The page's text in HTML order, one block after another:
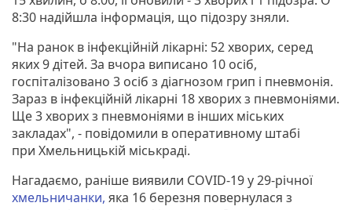
8:30 надійшла інформація, що підозру зняли.
"На ранок в інфекційній лікарні: 52 хворих, серед
яких 9 дітей. За вчора виписано 10 осіб,
госпіталізовано 3 осіб з діагнозом грип і пневмонія.
Зараз в інфекційній лікарні 18 хворих з пневмоніями.
Ще 3 хворих з пневмоніями в інших міських
закладах", - повідомили в оперативному штабі
при Хмельницькій міськраді.
Нагадаємо, раніше виявили COVID-19 у 29-річної
хмельничанки, яка 16 березня повернулася з